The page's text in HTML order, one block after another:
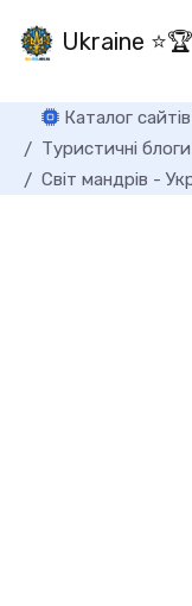
Ukraine
Каталог
Туристичні
Світ мандрів -